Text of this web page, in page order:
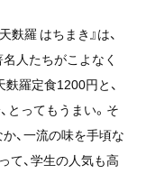
麩羅 はちまき』は、
人たちがこよなく
羅定食1200円と、
とってもうまい。そ
、一流の味を手頃な
て、学生の人気も高